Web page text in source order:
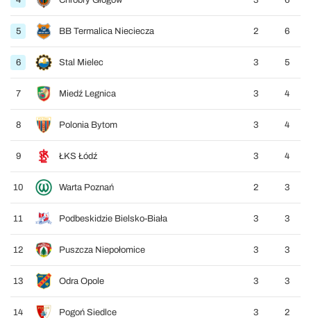
5 BB Termalica Nieciecza 2 6
6 Stal Mielec 3 5
7 Miedź Legnica 3 4
8 Polonia Bytom 3 4
9 ŁKS Łódź 3 4
10 Warta Poznań 2 3
11 Podbeskidzie Bielsko-Biała 3 3
12 Puszcza Niepołomice 3 3
13 Odra Opole 3 3
14 Pogoń Siedlce 3 2